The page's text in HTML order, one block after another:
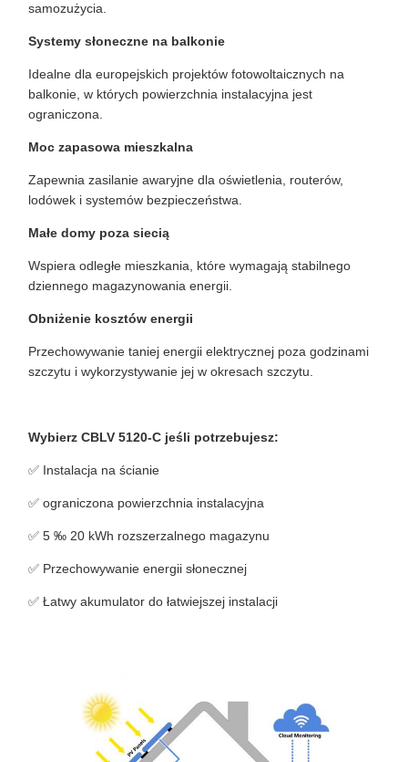
samozużycia.
Systemy słoneczne na balkonie
Idealne dla europejskich projektów fotowoltaicznych na
balkonie, w których powierzchnia instalacyjna jest
ograniczona.
Moc zapasowa mieszkalna
Zapewnia zasilanie awaryjne dla oświetlenia, routerów,
lodówek i systemów bezpieczeństwa.
Małe domy poza siecią
Wspiera odległe mieszkania, które wymagają stabilnego
dziennego magazynowania energii.
Obniżenie kosztów energii
Przechowywanie taniej energii elektrycznej poza godzinami
szczytu i wykorzystywanie jej w okresach szczytu.
Wybierz CBLV 5120-C jeśli potrzebujesz:
✅ Instalacja na ścianie
✅ ograniczona powierzchnia instalacyjna
✅ 5 ‰ 20 kWh rozszerzalnego magazynu
✅ Przechowywanie energii słonecznej
✅ Łatwy akumulator do łatwiejszej instalacji